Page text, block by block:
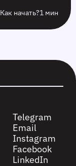
начать?1 мин
Telegram
Email
Instagram
Facebook
LinkedIn